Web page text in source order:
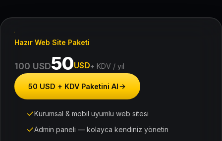
Hazır Web Site Paketi
100 USD50USD+ KDV / yıl
50 USD + KDV Paketini Al
Kurumsal & mobil uyumlu web sitesi
Admin paneli — kolayca kendiniz yönetin